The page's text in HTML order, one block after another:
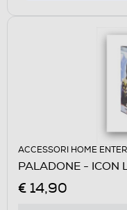
ACCESSORI HOME
PALADONE - ICON
€ 14,90